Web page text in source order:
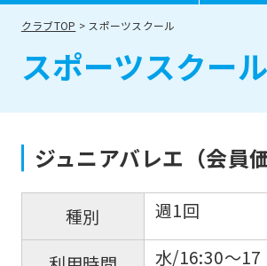
クラブTOP スポーツスクール
スポーツスクール
ジュニアバレエ（会員価
種別 週1回
水/16:30〜17